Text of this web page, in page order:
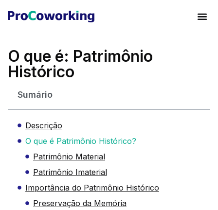
O que é: Patrimônio
Histórico
Sumário
Descrição
O que é Patrimônio Histórico?
Patrimônio Material
Patrimônio Imaterial
Importância do Patrimônio Histórico
Preservação da Memória